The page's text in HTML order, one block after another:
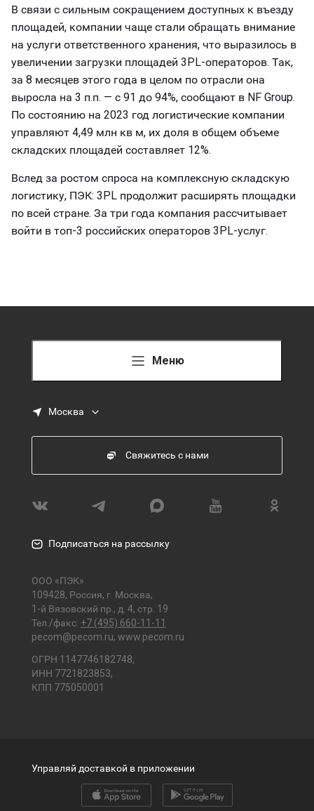
В связи с сильным сокращением доступных к въезду
площадей, компании чаще стали обращать внимание
на услуги ответственного хранения, что выразилось в
увеличении загрузки площадей 3PL-операторов. Так,
за 8 месяцев этого года в целом по отрасли она
выросла на 3 п.п. — с 91 до 94%, сообщают в NF Group.
По состоянию на 2023 год логистические компании
управляют 4,49 млн кв м, их доля в общем объеме
складских площадей составляет 12%.
Вслед за ростом спроса на комплексную складскую
логистику, ПЭК: 3PL продолжит расширять площадки
по всей стране. За три года компания рассчитывает
войти в топ-3 российских операторов 3PL-услуг.
Меню
Москва
Свяжитесь с нами
Подписаться на рассылку
ООО «ПЭК»
109428, Россия, г. Москва,
1-й Вязовский пр., д. 4, стр. 19
Тел./факс: +7 (495) 660-11-11
pecom@pecom.ru, www.pecom.ru
ОГРН 1147746182748,
ИНН 7721823853,
КПП 775050001
Управляй доставкой в приложении